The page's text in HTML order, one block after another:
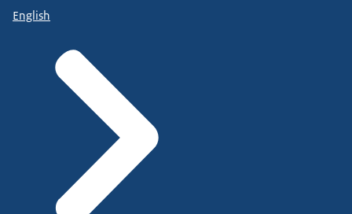
English